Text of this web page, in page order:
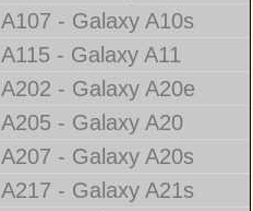
A107 - Galaxy A10s
A115 - Galaxy A11
A202 - Galaxy A20e
A205 - Galaxy A20
A207 - Galaxy A20s
A217 - Galaxy A21s